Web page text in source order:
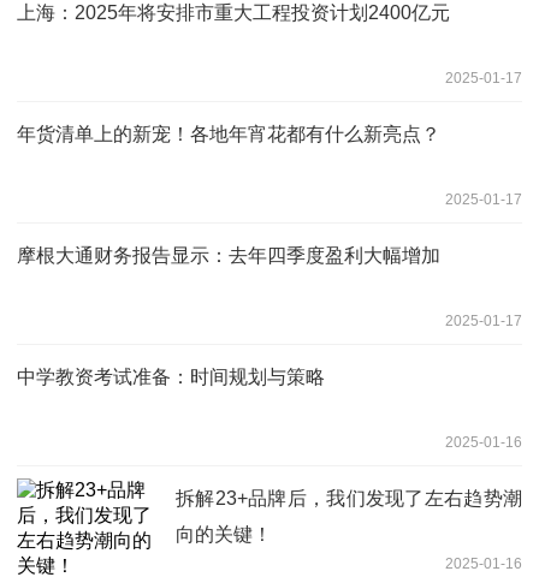
上海：2025年将安排市重大工程投资计划2400亿元
2025-01-17
年货清单上的新宠！各地年宵花都有什么新亮点？
2025-01-17
摩根大通财务报告显示：去年四季度盈利大幅增加
2025-01-17
中学教资考试准备：时间规划与策略
2025-01-16
拆解23+品牌后，我们发现了左右趋势潮
向的关键！
2025-01-16